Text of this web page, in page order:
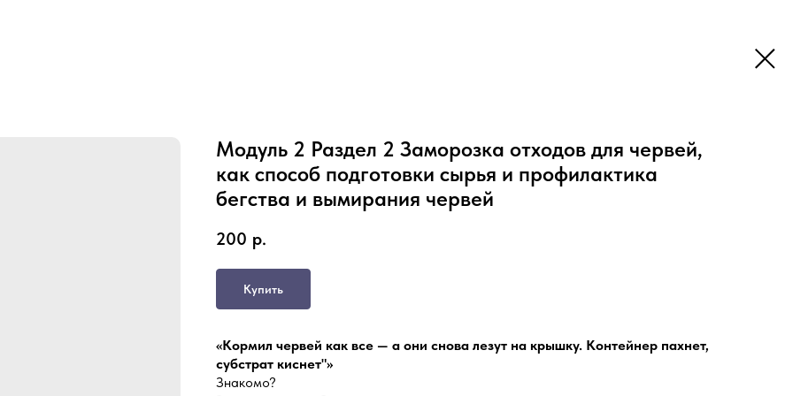
Модуль 2 Раздел 2 Заморозка отходов для червей,
как способ подготовки сырья и профилактика
бегства и вымирания червей
200 р.
Купить
«Кормил червей как все — а они снова лезут на крышку. Контейнер пахнет,
субстрат киснет"»
Знакомо?